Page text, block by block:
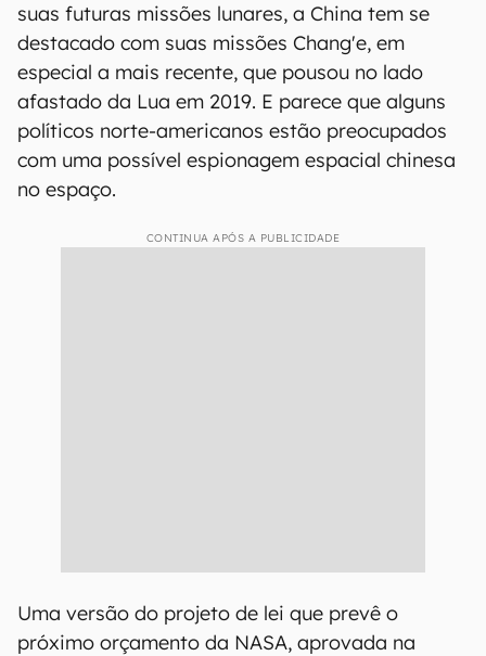
suas futuras missões lunares, a China tem se
destacado com suas missões Chang'e, em
especial a mais recente, que pousou no lado
afastado da Lua em 2019. E parece que alguns
políticos norte-americanos estão preocupados
com uma possível espionagem espacial chinesa
no espaço.
CONTINUA APÓS A PUBLICIDADE
Uma versão do projeto de lei que prevê o
próximo orçamento da NASA, aprovada na